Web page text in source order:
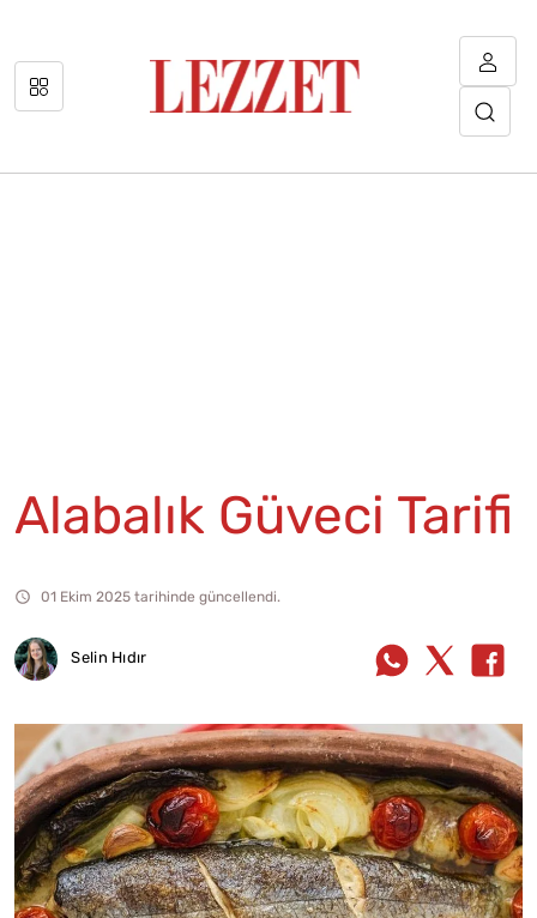
Alabalık Güveci Tarifi
01 Ekim 2025 tarihinde güncellendi.
Selin Hıdır